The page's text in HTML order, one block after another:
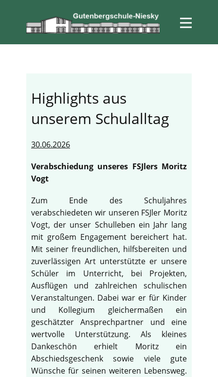
Highlights aus
unserem Schulalltag
30.06.2026
Verabschiedung unseres FSJlers Moritz
Vogt
Zum Ende des Schuljahres
verabschiedeten wir unseren FSJler Moritz
Vogt, der unser Schulleben ein Jahr lang
mit großem Engagement bereichert hat.
Mit seiner freundlichen, hilfsbereiten und
zuverlässigen Art unterstützte er unsere
Schüler im Unterricht, bei Projekten,
Ausflügen und zahlreichen schulischen
Veranstaltungen. Dabei war er für Kinder
und Kollegium gleichermaßen ein
geschätzter Ansprechpartner und eine
wertvolle Unterstützung. Als kleines
Dankeschön erhielt Moritz ein
Abschiedsgeschenk sowie viele gute
Wünsche für seinen weiteren Lebensweg.